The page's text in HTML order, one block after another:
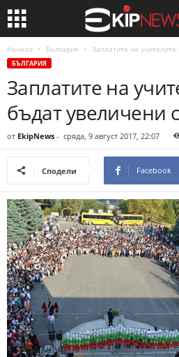
Начало България Заплатите на
БЪЛГАРИЯ
Заплатите на
бъдат увеличени
от EkipNews - сряда, 9 август 2017, 22:07
Сподели Facebook